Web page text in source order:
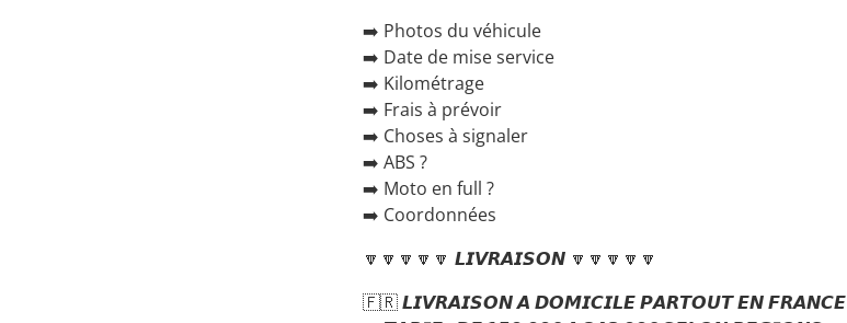
➡️ Photos du véhicule
➡️ Date de mise service
➡️ Kilométrage
➡️ Frais à prévoir
➡️ Choses à signaler
➡️ ABS ?
➡️ Moto en full ?
➡️ Coordonnées
🔽🔽🔽🔽🔽 𝙇𝙄𝙑𝙍𝘼𝙄𝙎𝙊𝙉 🔽🔽🔽🔽🔽
🇫🇷 𝙇𝙄𝙑𝙍𝘼𝙄𝙎𝙊𝙉 𝘼 𝘿𝙊𝙈𝙄𝘾𝙄𝙇𝙀 𝙋𝘼𝙍𝙏𝙊𝙐𝙏 𝙀𝙉 𝙁𝙍𝘼𝙉𝘾𝙀